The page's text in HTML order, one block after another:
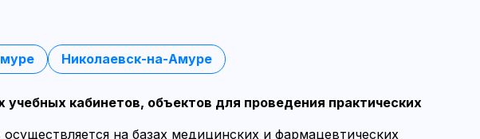
Николаевск-на-Амуре
кабинетов, объектов для проведения практических
на базах медицинских и фармацевтических